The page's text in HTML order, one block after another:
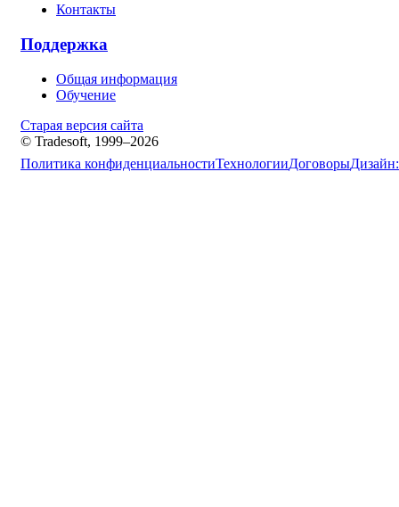
Контакты
Поддержка
Общая информация
Обучение
Старая версия сайта
© Tradesoft, 1999–2026
Политика конфиденциальностиТехнологииДоговорыДизайн: